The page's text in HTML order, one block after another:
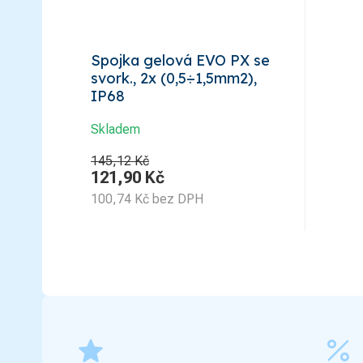
Spojka gelová EVO PX se
svork., 2x (0,5÷1,5mm2),
IP68
Skladem
145,12 Kč
121,90 Kč
100,74 Kč bez DPH
grade percent